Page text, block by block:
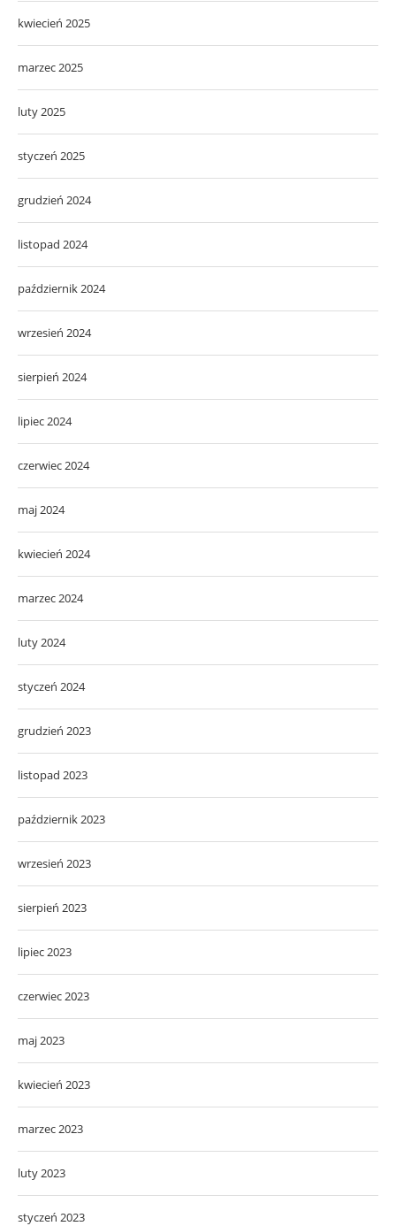
kwiecień 2025
marzec 2025
luty 2025
styczeń 2025
grudzień 2024
listopad 2024
październik 2024
wrzesień 2024
sierpień 2024
lipiec 2024
czerwiec 2024
maj 2024
kwiecień 2024
marzec 2024
luty 2024
styczeń 2024
grudzień 2023
listopad 2023
październik 2023
wrzesień 2023
sierpień 2023
lipiec 2023
czerwiec 2023
maj 2023
kwiecień 2023
marzec 2023
luty 2023
styczeń 2023